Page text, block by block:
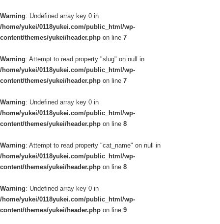
Warning: Undefined array key 0 in
/home/yukei/0118yukei.com/public_html/wp-
content/themes/yukei/header.php on line 7
Warning: Attempt to read property "slug" on null in
/home/yukei/0118yukei.com/public_html/wp-
content/themes/yukei/header.php on line 7
Warning: Undefined array key 0 in
/home/yukei/0118yukei.com/public_html/wp-
content/themes/yukei/header.php on line 8
Warning: Attempt to read property "cat_name" on null in
/home/yukei/0118yukei.com/public_html/wp-
content/themes/yukei/header.php on line 8
Warning: Undefined array key 0 in
/home/yukei/0118yukei.com/public_html/wp-
content/themes/yukei/header.php on line 9